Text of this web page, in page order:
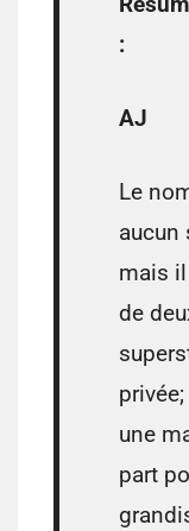
:
AJ
Le
aucun
mais
de
une
part